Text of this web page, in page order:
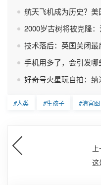
航天飞机成为历史？
2000岁古树将被克隆：
技术落后：英国关闭
手机用多了，会引发哪
好奇号火星玩自拍：
#人类 #生孩子 #清宫图
这